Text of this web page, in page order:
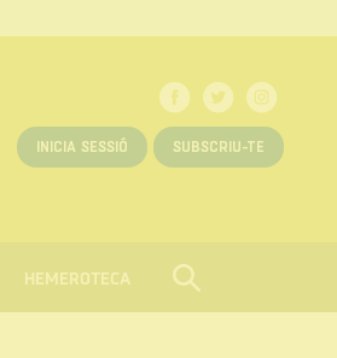
INICIA SESSIÓ SUBSCRIU-TE
HEMEROTECA CERCAR